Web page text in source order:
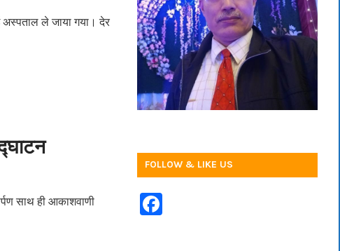
ले जाया गया। देर
साथ ही आकाशवाणी
FOLLOW & LIKE US
F